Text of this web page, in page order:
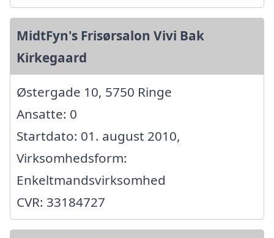
MidtFyn's Frisørsalon Vivi Bak
Kirkegaard
Østergade 10, 5750 Ringe
Ansatte: 0
Startdato: 01. august 2010,
Virksomhedsform:
Enkeltmandsvirksomhed
CVR: 33184727